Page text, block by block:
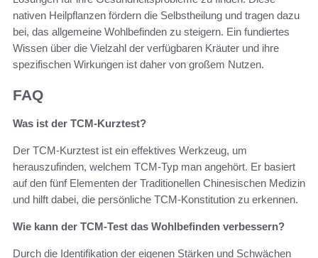
nativen Heilpflanzen fördern die Selbstheilung und tragen dazu
bei, das allgemeine Wohlbefinden zu steigern. Ein fundiertes
Wissen über die Vielzahl der verfügbaren Kräuter und ihre
spezifischen Wirkungen ist daher von großem Nutzen.
FAQ
Was ist der TCM-Kurztest?
Der TCM-Kurztest ist ein effektives Werkzeug, um
herauszufinden, welchem TCM-Typ man angehört. Er basiert
auf den fünf Elementen der Traditionellen Chinesischen Medizin
und hilft dabei, die persönliche TCM-Konstitution zu erkennen.
Wie kann der TCM-Test das Wohlbefinden verbessern?
Durch die Identifikation der eigenen Stärken und Schwächen